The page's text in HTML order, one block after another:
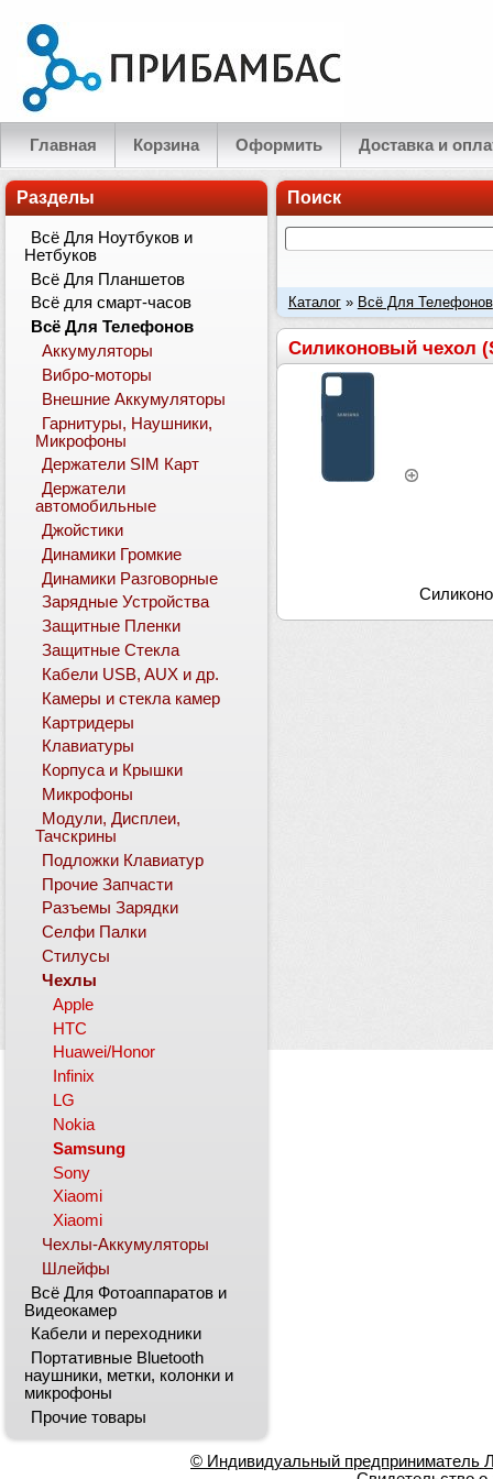
Главная Корзина Оформить Доставка и
Поиск
Каталог» Всё Для Телефонов
A815, M60s Синий2
Силиконовый чехол
Разделы
Всё Для Ноутбуков и
Нетбуков
Всё Для Планшетов
Всё для смарт-часов
Всё Для Телефонов
Аккумуляторы
Вибро-моторы
Внешние Аккумуляторы
Гарнитуры, Наушники,
Микрофоны
Держатели SIM Карт
Держатели
автомобильные
Джойстики
Динамики Громкие
Динамики Разговорные
Зарядные Устройства
Защитные Пленки
Защитные Стекла
Кабели USB, AUX и др.
Камеры и стекла камер
Картридеры
Клавиатуры
Корпуса и Крышки
Микрофоны
Модули, Дисплеи,
Тачскрины
Подложки Клавиатур
Прочие Запчасти
Разъемы Зарядки
Селфи Палки
Стилусы
Чехлы
Apple
HTC
Huawei/Honor
Infinix
LG
Nokia
Samsung
Sony
Xiaomi
Xiaomi
Чехлы-Аккумуляторы
Шлейфы
Всё Для Фотоаппаратов и
Видеокамер
Кабели и переходники
Портативные Bluetooth
наушники, метки, колонки и
микрофоны
Прочие товары
© Индивидуальный предприниматель